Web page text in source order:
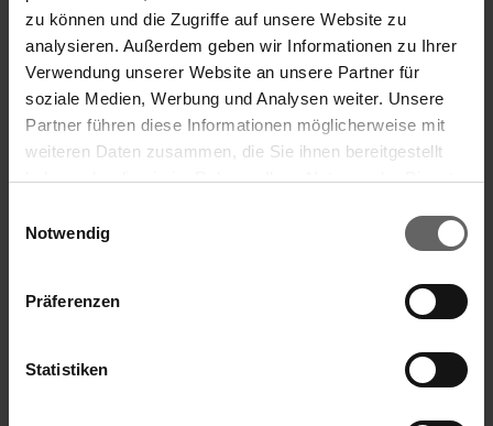
zu können und die Zugriffe auf unsere Website zu
analysieren. Außerdem geben wir Informationen zu Ihrer
Verwendung unserer Website an unsere Partner für
soziale Medien, Werbung und Analysen weiter. Unsere
Partner führen diese Informationen möglicherweise mit
weiteren Daten zusammen, die Sie ihnen bereitgestellt
haben oder die sie im Rahmen Ihrer Nutzung der Dienste
Cookies, wenn Sie unsere Webseite weiterhin nutzen.
Notwendig
Präferenzen
Statistiken
Sprache: Deutsch
Unternehmen: Leifheit Aktiengesellschaft
Leifheitstraße
56377 Nassau / Lahn
Telefon:
Internet:
Suchvorschläge